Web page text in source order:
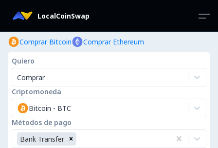
LocalCoinSwap
Comprar Bitcoin Comprar Ethereum
Quiero
Comprar
Criptomoneda
Bitcoin - BTC
Métodos de pago
Bank Transfer